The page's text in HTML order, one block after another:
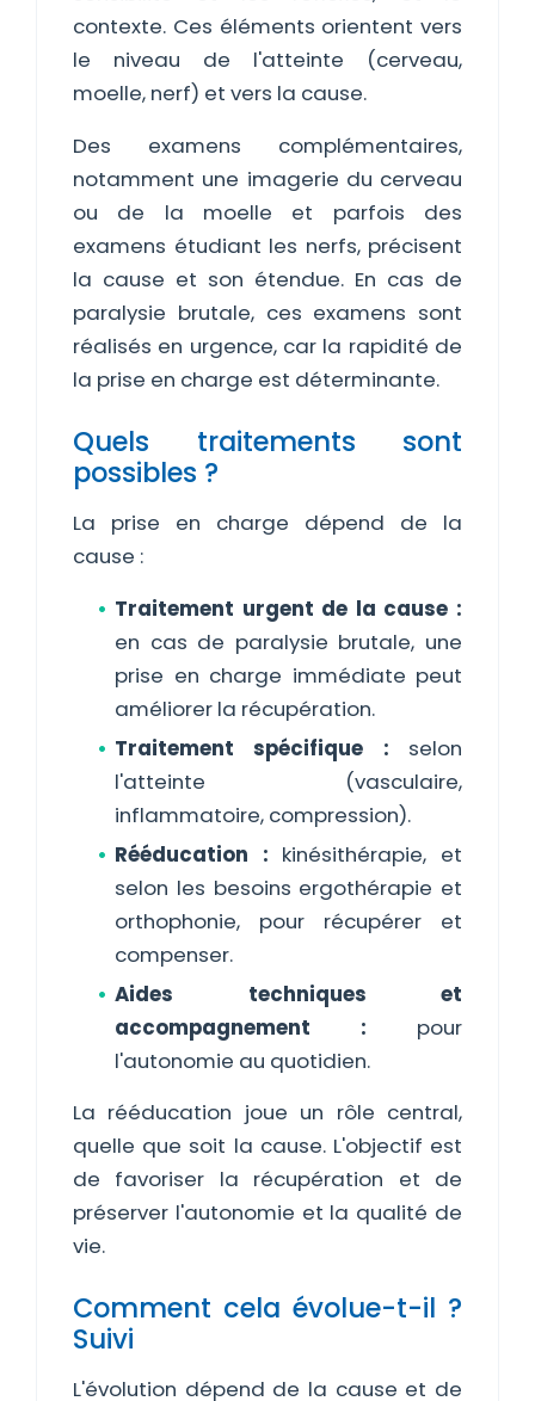
contexte. Ces éléments orientent vers
le niveau de l'atteinte (cerveau,
moelle, nerf) et vers la cause.
Des examens complémentaires,
notamment une imagerie du cerveau
ou de la moelle et parfois des
examens étudiant les nerfs, précisent
la cause et son étendue. En cas de
paralysie brutale, ces examens sont
réalisés en urgence, car la rapidité de
la prise en charge est déterminante.
Quels traitements sont
possibles ?
La prise en charge dépend de la
cause :
Traitement urgent de la cause :
en cas de paralysie brutale, une
prise en charge immédiate peut
améliorer la récupération.
Traitement spécifique : selon
l'atteinte (vasculaire,
inflammatoire, compression).
Rééducation : kinésithérapie, et
selon les besoins ergothérapie et
orthophonie, pour récupérer et
compenser.
Aides techniques et
accompagnement : pour
l'autonomie au quotidien.
La rééducation joue un rôle central,
quelle que soit la cause. L'objectif est
de favoriser la récupération et de
préserver l'autonomie et la qualité de
vie.
Comment cela évolue-t-il ?
Suivi
L'évolution dépend de la cause et de